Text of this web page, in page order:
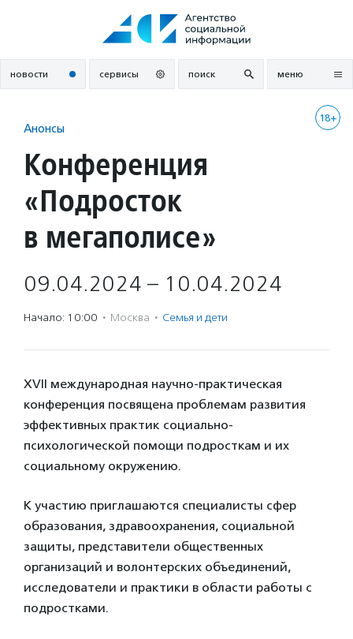
новости сервисы поиск меню
18+
Анонсы
Конференция
«Подросток
в мегаполисе»
09.04.2024 – 10.04.2024
Начало: 10:00 · Москва · Семья и дети
XVII международная научно-практическая
конференция посвящена проблемам развития
эффективных практик социально-
психологической помощи подросткам и их
социальному окружению.
К участию приглашаются специалисты сфер
образования, здравоохранения, социальной
защиты, представители общественных
организаций и волонтерских объединений,
исследователи и практики в области работы с
подростками.